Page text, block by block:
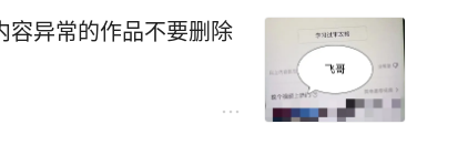
容异常的作品不要删除